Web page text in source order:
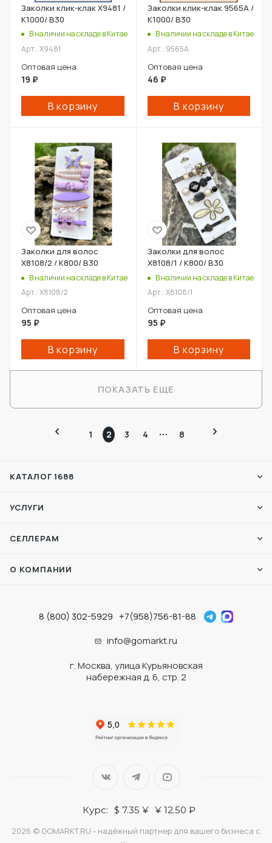
Заколки клик-клак X9481 /
К1000/ В30
В наличии на складе в Китае
Арт.: X9481
Оптовая цена
19 ₽
В корзину
Заколки клик-клак 9565A /
К1000/ В30
В наличии на складе в Китае
Арт.: 9565A
Оптовая цена
46 ₽
В корзину
Заколки для волос
X8108/2 / К800/ В30
В наличии на складе в Китае
Арт.: X8108/2
Оптовая цена
95 ₽
В корзину
Заколки для волос
X8108/1 / К800/ В30
В наличии на складе в Китае
Арт.: X8108/1
Оптовая цена
95 ₽
В корзину
ПОКАЗАТЬ ЕЩЕ
1 2 3 4 8
КАТАЛОГ 1688
УСЛУГИ
СЕЛЛЕРАМ
О КОМПАНИИ
8 (800) 302-5929 +7(958)756-81-88
info@gomarkt.ru
г. Москва, улица Курьяновская
набережная д. 6, стр. 2
Курс: $ 7.35 ¥ ¥ 12.50 ₽
2026 © GOMARKT.RU - надёжный партнер для вашего бизнеса с